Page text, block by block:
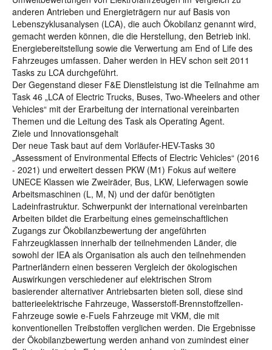
anderen Antrieben und Energieträgern nur auf Basis von
Lebenszyklusanalysen (LCA), die auch Ökobilanz genannt wird,
gemacht werden können, die die Herstellung, den Betrieb inkl.
Energiebereitstellung sowie die Verwertung am End of Life des
Fahrzeuges umfassen. Daher werden in HEV schon seit 2011
Tasks zu LCA durchgeführt.
Der Gegenstand dieser F&E Dienstleistung ist die Teilnahme am
Task 46 „LCA of Electric Trucks, Buses, Two-Wheelers and other
Vehicles“ mit der Erarbeitung der international vereinbarten
Themen und die Leitung des Task als Operating Agent.
Ziele und Innovationsgehalt
Der neue Task baut auf dem Vorläufer-HEV-Tasks 30
„Assessment of Environmental Effects of Electric Vehicles“ (2016
- 2021) und erweitert dessen PKW (M1) Fokus auf weitere
UNECE Klassen wie Zweiräder, Bus, LKW, Lieferwagen sowie
Arbeitsmaschinen (L, M, N) und der dafür benötigten
Ladeinfrastruktur. Schwerpunkt der international vereinbarten
Arbeiten bildet die Erarbeitung eines gemeinschaftlichen
Zugangs zur Ökobilanzbewertung der angeführten
Fahrzeugklassen innerhalb der teilnehmenden Länder, die
sowohl der IEA als Organisation als auch den teilnehmenden
Partnerländern einen besseren Vergleich der ökologischen
Auswirkungen verschiedener auf elektrischen Strom
basierender alternativer Antriebsarten bieten soll, diese sind
batterieelektrische Fahrzeuge, Wasserstoff-Brennstoffzellen-
Fahrzeuge sowie e-Fuels Fahrzeuge mit VKM, die mit
konventionellen Treibstoffen verglichen werden. Die Ergebnisse
der Ökobilanzbewertung werden anhand von zumindest einer